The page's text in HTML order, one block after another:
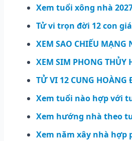
Xem tuổi xông nhà
Tử vi trọn đời 12 con
XEM SAO CHIẾU MẠNG
XEM SIM PHONG THỦY
TỬ VI 12 CUNG HOÀNG
Xem tuổi nào hợp với
Xem hướng nhà theo
Xem năm xây nhà hợp